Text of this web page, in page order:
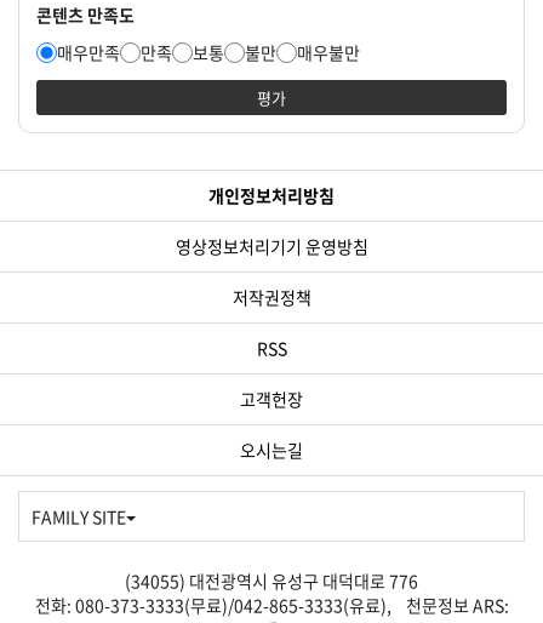
콘텐츠 만족도
매우만족
만족 보통 불만 매우불만
평가
개인정보처리방침
영상정보처리기기 운영방침
저작권정책
RSS
고객헌장
오시는길
FAMILY SITE
(34055) 대전광역시 유성구 대덕대로 776
전화: 080-373-3333(무료)/042-865-3333(유료), 천문정보 ARS: